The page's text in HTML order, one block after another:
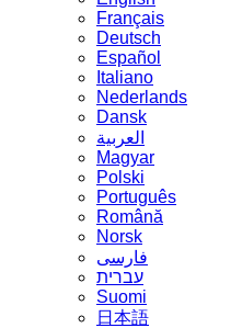
Français
Deutsch
Español
Italiano
Nederlands
Dansk
العربية
Magyar
Polski
Português
Română
Norsk
فارسی
עברית
Suomi
日本語